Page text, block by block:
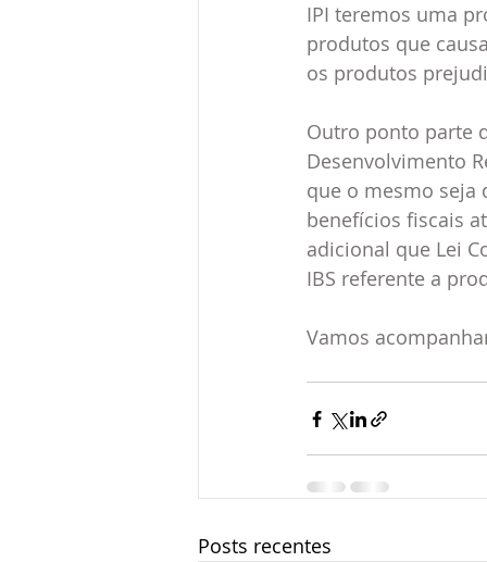
IPI teremos uma
produtos que
os produtos
Outro ponto parte
Desenvolvimento
que o mesmo seja
benefícios fiscais
adicional que Lei
IBS referente a
Vamos
Posts recentes